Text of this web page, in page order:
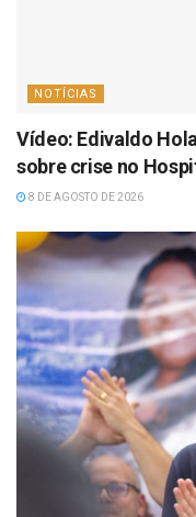
NOTÍCIAS
Vídeo: Edivaldo
sobre crise no
8 DE AGOSTO DE 2026